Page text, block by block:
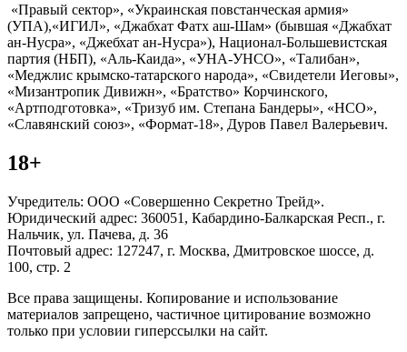
«Правый сектор», «Украинская повстанческая армия»
(УПА),«ИГИЛ», «Джабхат Фатх аш-Шам» (бывшая «Джабхат
ан-Нусра», «Джебхат ан-Нусра»), Национал-Большевистская
партия (НБП), «Аль-Каида», «УНА-УНСО», «Талибан»,
«Меджлис крымско-татарского народа», «Свидетели Иеговы»,
«Мизантропик Дивижн», «Братство» Корчинского,
«Артподготовка», «Тризуб им. Степана Бандеры», «НСО»,
«Славянский союз», «Формат-18», Дуров Павел Валерьевич.
18+
Учредитель: ООО «Совершенно Секретно Трейд».
Юридический адрес: 360051, Кабардино-Балкарская Респ., г.
Нальчик, ул. Пачева, д. 36
Почтовый адрес: 127247, г. Москва, Дмитровское шоссе, д.
100, стр. 2
Все права защищены. Копирование и использование
материалов запрещено, частичное цитирование возможно
только при условии гиперссылки на сайт.